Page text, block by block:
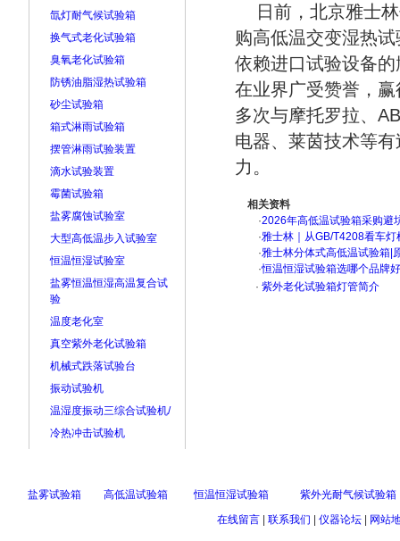
氙灯耐气候试验箱
换气式老化试验箱
臭氧老化试验箱
防锈油脂湿热试验箱
砂尘试验箱
箱式淋雨试验箱
摆管淋雨试验装置
滴水试验装置
霉菌试验箱
盐雾腐蚀试验室
大型高低温步入试验室
恒温恒湿试验室
盐雾恒温恒湿高温复合试
验
温度老化室
真空紫外老化试验箱
机械式跌落试验台
振动试验机
温湿度振动三综合试验机/
冷热冲击试验机
日前，北京雅士林
购高低温交变湿热
依赖进口试验设备
在业界广受赞誉，
多次与摩托罗拉、
电器、莱茵技术等
力。
相关资料
·2026年高低温试验箱采购
·雅士林｜从GB/T4208看车
·雅士林分体式高低温试验箱|
·恒温恒湿试验箱选哪个品牌
· 紫外老化试验箱灯管简介
盐雾试验箱 高低温试验箱 恒温恒湿试验箱
紫外光耐气候试验箱
在线留言| 联系我们 仪器论坛| 网站